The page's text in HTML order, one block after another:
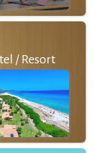
/ Resort